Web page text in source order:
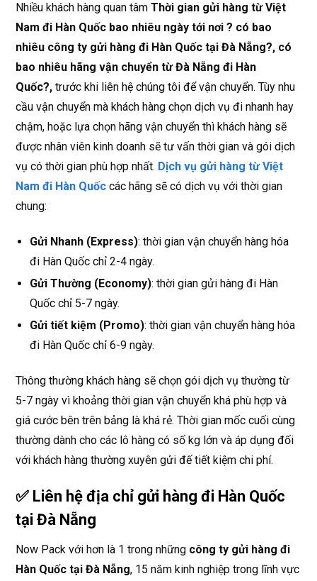
Nhiều khách hàng quan tâmThời gian gửi hàng từ Việt
Nam đi Hàn Quốc bao nhiêu ngày tới nơi ? có bao
nhiêu công ty gửi hàng đi Hàn Quốc tại Đà Nẵng?, có
bao nhiêu hãng vận chuyển từ Đà Nẵng đi Hàn
Quốc?,trước khi liên hệ chúng tôi để vận chuyển. Tùy nhu
cầu vận chuyển mà khách hàng chọn dịch vụ đi nhanh hay
chậm, hoặc lựa chọn hãng vận chuyển thì khách hàng sẽ
được nhân viên kinh doanh sẽ tư vấn thời gian và gói dịch
vụ có thời gian phù hợp nhất. Dịch vụ gửi hàng từ Việt
Nam đi Hàn Quốc các hãng sẽ có dịch vụ với thời gian
chung:
Gửi Nhanh (Express): thời gian vận chuyển hàng hóa
đi Hàn Quốc chỉ 2-4 ngày.
Gửi Thường (Economy): thời gian gửi hàng đi Hàn
Quốc chỉ 5-7 ngày.
Gửi tiết kiệm (Promo): thời gian vận chuyển hàng hóa
đi Hàn Quốc chỉ 6-9 ngày.
Thông thường khách hàng sẽ chọn gói dịch vụ thường từ
5-7 ngày vì khoảng thời gian vận chuyển khá phù hợp và
giá cước bên trên bảng là khá rẻ. Thời gian mốc cuối cùng
thường dành cho các lô hàng có số kg lớn và áp dụng đối
với khách hàng thường xuyên gửi đế tiết kiệm chi phí.
✅ Liên hệ địa chỉ gửi hàng đi Hàn Quốc
tại Đà Nẵng
Now Pack với hơn là 1 trong những công ty gửi hàng đi
Hàn Quốc tại Đà Nẵng, 15 năm kinh nghiệp trong lĩnh vực